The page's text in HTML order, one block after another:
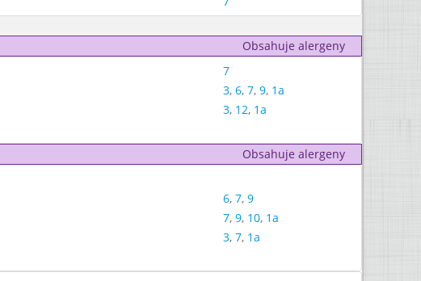
Obsahuje alergeny
7
3, 6, 7, 9, 1a
3, 12, 1a
Obsahuje alergeny
6, 7, 9
7, 9, 10, 1a
3, 7, 1a